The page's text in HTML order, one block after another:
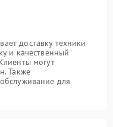
доставку техники
и качественный
могут
Также
для